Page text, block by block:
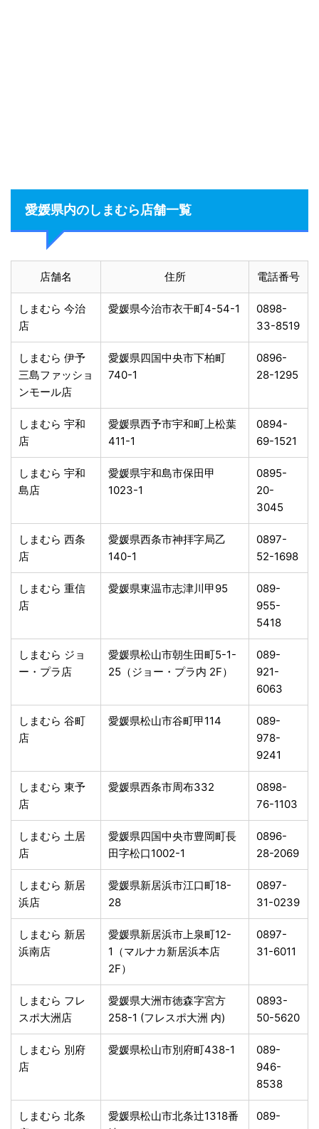
愛媛県内のしまむら店舗一覧
店舗名 住所 電話番号
しまむら 今治
店
愛媛県今治市衣干町4-54-1
0898-
33-8519
しまむら 伊予
三島ファッショ
ンモール店
愛媛県四国中央市下柏町
740-1
0896-
28-1295
しまむら 宇和
店
愛媛県西予市宇和町上松葉
411-1
0894-
69-1521
しまむら 宇和
島店
愛媛県宇和島市保田甲
1023-1
0895-
20-
3045
しまむら 西条
店
愛媛県西条市神拝字局乙
140-1
0897-
52-1698
しまむら 重信
店
愛媛県東温市志津川甲95
089-
955-
5418
しまむら ジョ
ー・プラ店
愛媛県松山市朝生田町5-1-
25（ジョー・プラ内 2F）
089-
921-
6063
しまむら 谷町
店
愛媛県松山市谷町甲114
089-
978-
9241
しまむら 東予
店
愛媛県西条市周布332
0898-
76-1103
しまむら 土居
店
愛媛県四国中央市豊岡町長
田字松口1002-1
0896-
28-2069
しまむら 新居
浜店
愛媛県新居浜市江口町18-
28
0897-
31-0239
しまむら 新居
浜南店
愛媛県新居浜市上泉町12-
1（マルナカ新居浜本店
2F）
0897-
31-6011
しまむら フレ
スポ大洲店
愛媛県大洲市徳森字宮方
258-1 (フレスポ大洲 内)
0893-
50-5620
しまむら 別府
店
愛媛県松山市別府町438-1
089-
946-
8538
しまむら 北条
愛媛県松山市北条辻1318番
089-